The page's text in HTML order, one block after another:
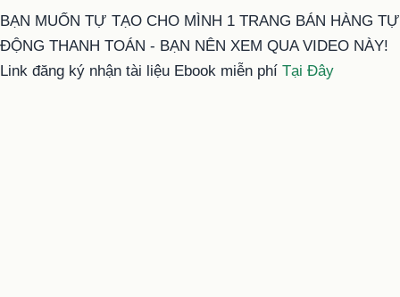
BẠN MUỐN TỰ TẠO CHO MÌNH 1 TRANG BÁN HÀNG TỰ
ĐỘNG THANH TOÁN - BẠN NÊN XEM QUA VIDEO NÀY!
Link đăng ký nhận tài liệu Ebook miễn phí Tại Đây